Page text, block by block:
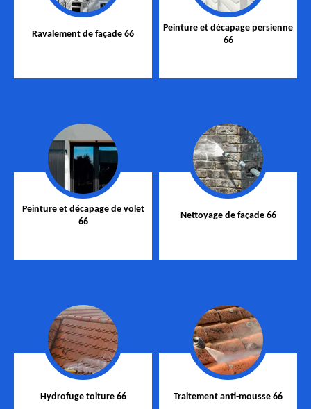
Ravalement de façade 66
Peinture et décapage persienne
66
Peinture et décapage de volet
66
Nettoyage de façade 66
Hydrofuge toiture 66 Traitement anti-mousse 66